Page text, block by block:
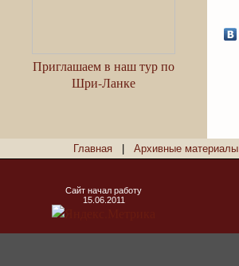
Приглашаем в наш тур по
Шри-Ланке
Главная Архивные материалы
Сайт начал работу
15.06.2011